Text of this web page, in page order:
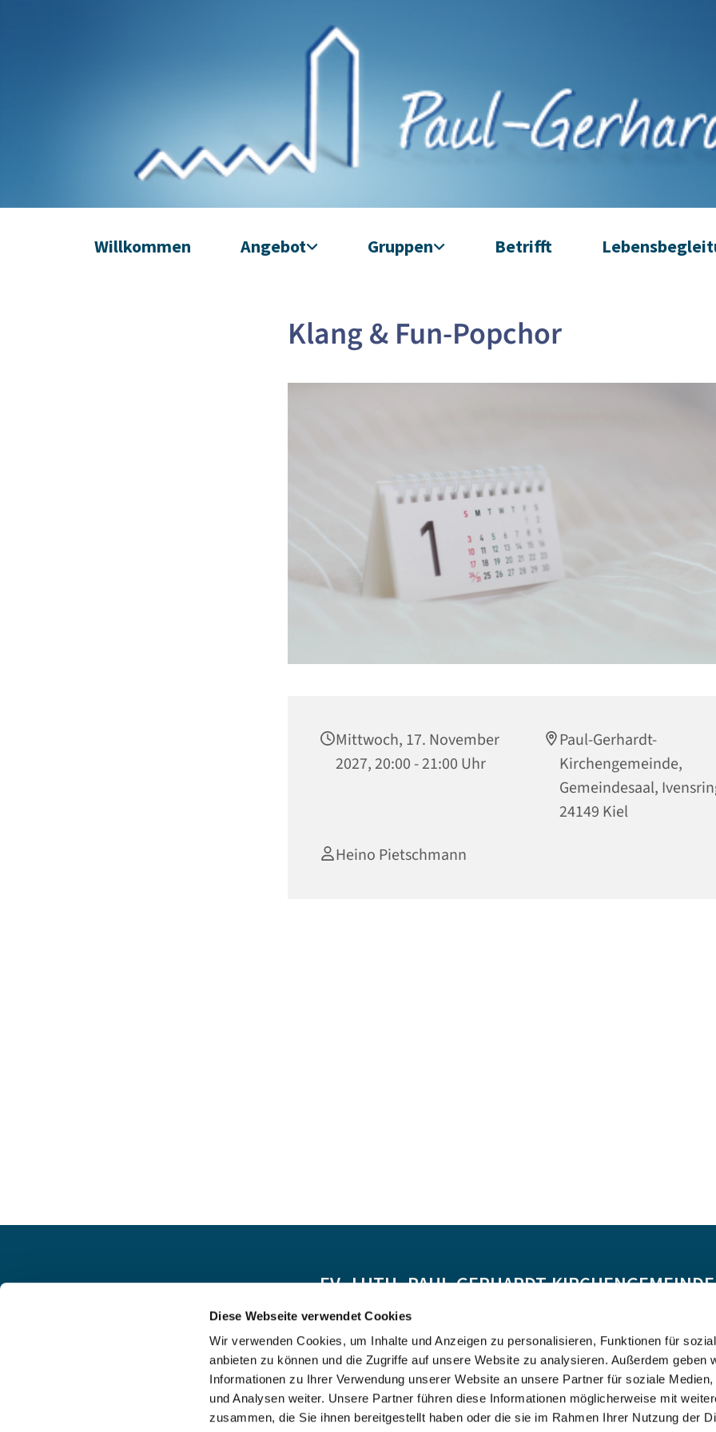
Diese Webseite verwendet Cookies
Wir verwenden Cookies, um Inhalte und Anzeigen zu personalisieren, Funktionen für
anbieten zu können und die Zugriffe auf unsere Website zu analysieren. Außerdem geben
Informationen zu Ihrer Verwendung unserer Website an unsere Partner für soziale Medien,
und Analysen weiter. Unsere Partner führen diese Informationen möglicherweise mit
zusammen, die Sie ihnen bereitgestellt haben oder die sie im Rahmen Ihrer Nutzung der
Willkommen Angebot Gruppen Betrifft
Klang & Fun-Popchor
Mittwoch, 17. November
2027, 20:00 - 21:00 Uhr
Paul-Gerhardt-
Kirchengemeinde,
Gemeindesaal,
24149 Kiel
Heino Pietschmann
EV.-LUTH. PAUL-GERHARDT-
Spendenkonto:
DE55 5206 0410 0706 4634 01, Evangelische Bank
Kontoinhaber: Ev.-Luth. Kirchenkreis Altholstein